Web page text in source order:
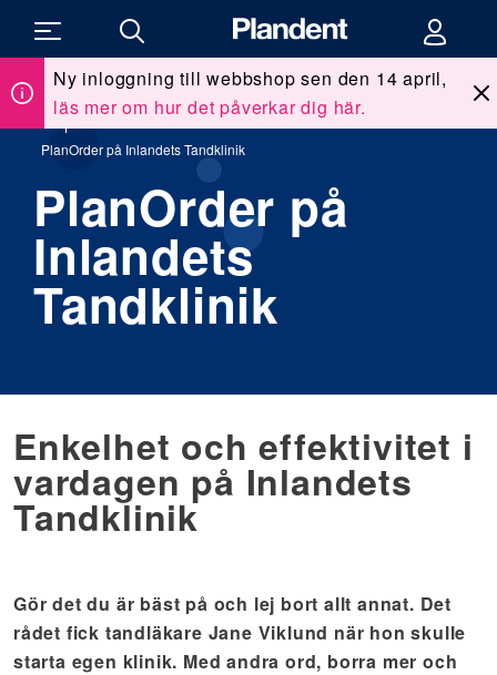
Ny inloggning till webbshop sen den 14 april,
läs mer om hur det påverkar dig här.
är
här:
Kunskap & utbildning / Klinikreportage /
PlanOrder på Inlandets Tandklinik
PlanOrder på
Inlandets
Tandklinik
Enkelhet och effektivitet i
vardagen på Inlandets
Tandklinik
Gör det du är bäst på och lej bort allt annat. Det
rådet fick tandläkare Jane Viklund när hon skulle
starta egen klinik. Med andra ord, borra mer och